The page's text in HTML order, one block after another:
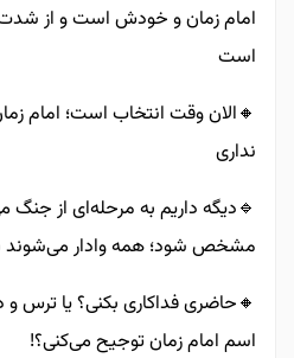
امام زمان و خودش است و از شدت
است
🔸️الان وقت انتخاب است؛ امام
نداری
🔹️دیگه داریم به مرحله‌ای از جنگ
مشخص شود؛ همه وادار می‌شوند
🔸️حاضری فداکاری بکنی؟ یا ترس و
اسم امام زمان توجیح می‌کنی؟!